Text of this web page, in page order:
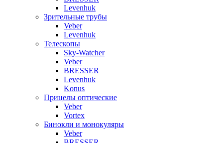
Levenhuk
Зрительные трубы
Veber
Levenhuk
Телескопы
Sky-Watcher
Veber
BRESSER
Levenhuk
Konus
Прицелы оптические
Veber
Vortex
Бинокли и монокуляры
Veber